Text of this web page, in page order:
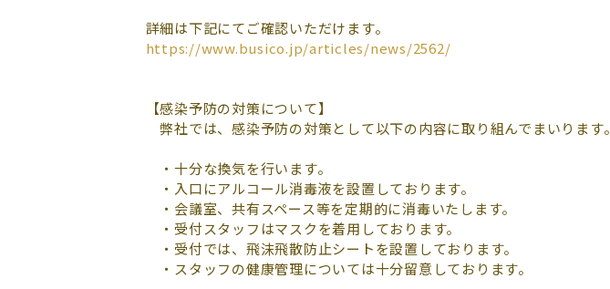
詳細は下記にてご確認いただけます。
https://www.busico.jp/articles/news/2562/
【感染予防の対策について】
弊社では、感染予防の対策として以下の内容に取り組んでまいります。
・十分な換気を行います。
・入口にアルコール消毒液を設置しております。
・会議室、共有スペース等を定期的に消毒いたします。
・受付スタッフはマスクを着用しております。
・受付では、飛沫飛散防止シートを設置しております。
・スタッフの健康管理については十分留意しております。